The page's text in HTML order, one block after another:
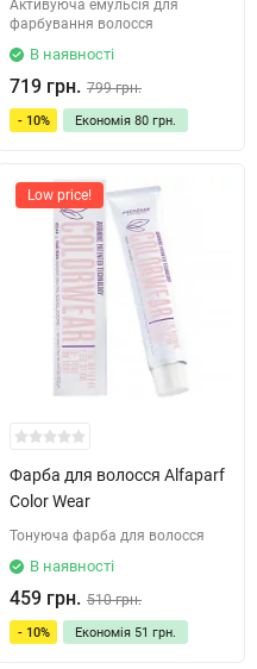
Активуюча емульсія для
фарбування волосся
В наявності
719 грн. 799 грн.
- 10% Економія 80 грн.
Low price!
Фарба для волосся Alfaparf
Color Wear
Тонуюча фарба для волосся
В наявності
459 грн. 510 грн.
- 10% Економія 51 грн.